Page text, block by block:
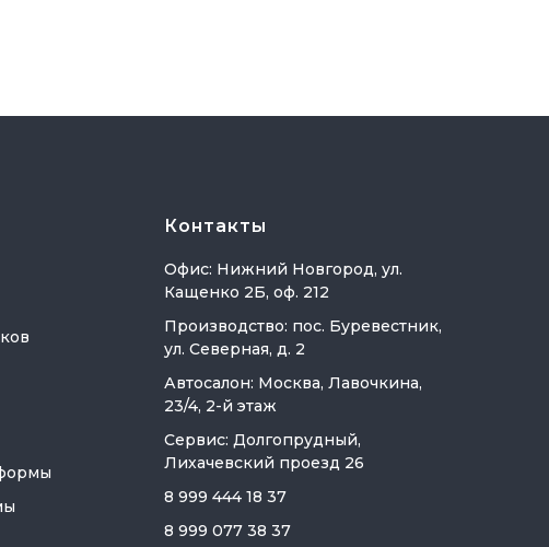
Контакты
Офис: Нижний Новгород, ул.
Кащенко 2Б, оф. 212
Производство: пос. Буревестник,
ул. Северная, д. 2
Автосалон: Москва, Лавочкина,
23/4, 2-й этаж
Сервис: Долгопрудный,
Лихачевский проезд 26
8 999 444 18 37
8 999 077 38 37